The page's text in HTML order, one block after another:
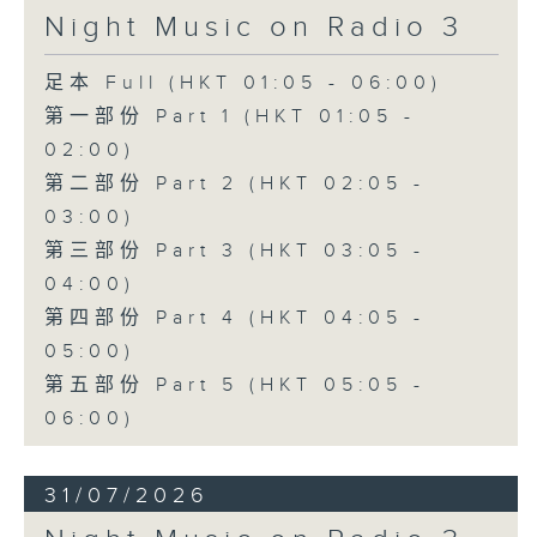
Night Music on Radio 3
足本 Full (HKT 01:05 - 06:00)
第一部份 Part 1 (HKT 01:05 -
02:00)
第二部份 Part 2 (HKT 02:05 -
03:00)
第三部份 Part 3 (HKT 03:05 -
04:00)
第四部份 Part 4 (HKT 04:05 -
05:00)
第五部份 Part 5 (HKT 05:05 -
06:00)
31/07/2026